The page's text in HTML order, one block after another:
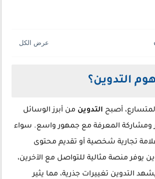
التدوين؟
أصبح التدوين من أبرز الوسائل
ومشاركة المعرفة مع جمهور واسع. سواء
تجارية شخصية أو تقديم محتوى
يوفر منصة مثالية للتواصل مع الآخرين،
التدوين تغييرات جذرية، مما يثير